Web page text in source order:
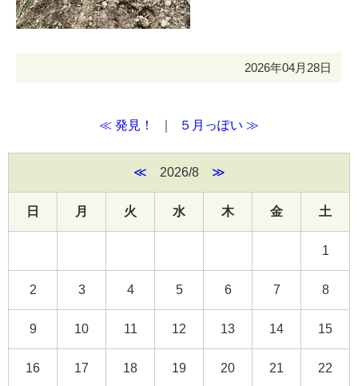
2026年04月28日
≪ 発見！ ５月っぽい ≫
≪ 2026/8 ≫
日 月 火 水 木 金 土
1
2 3 4 5 6 7 8
9 10 11 12 13 14 15
16 17 18 19 20 21 22